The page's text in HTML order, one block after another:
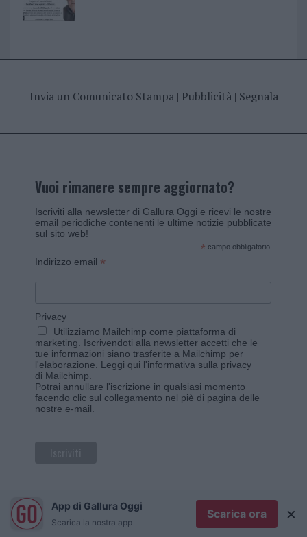
Invia un Comunicato Stampa| Pubblicità| Segnala
Vuoi rimanere sempre aggiornato?
Iscriviti alla newsletter di Gallura Oggi e ricevi le nostre
email periodiche contenenti le ultime notizie pubblicate
sul sito web!
* campo obbligatorio
Indirizzo email *
Privacy
Utilizziamo Mailchimp come piattaforma di
marketing. Iscrivendoti alla newsletter accetti che le
tue informazioni siano trasferite a Mailchimp per
l'elaborazione. Leggi qui l'informativa sulla privacy
di Mailchimp
Potrai annullare l'iscrizione in qualsiasi momento
facendo clic sul collegamento nel piè di pagina delle
nostre e-mail.
App di Gallura Oggi
Scarica la nostra app
Scarica ora ×